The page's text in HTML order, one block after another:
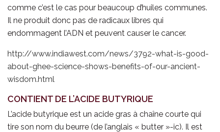
comme c’est le cas pour beaucoup d’huiles communes.
Il ne produit donc pas de radicaux libres qui
endommagent l’ADN et peuvent causer le cancer.
http://www.indiawest.com/news/3792-what-is-good-
about-ghee-science-shows-benefits-of-our-ancient-
wisdom.html
CONTIENT DE L’ACIDE BUTYRIQUE
L’acide butyrique est un acide gras à chaîne courte qui
tire son nom du beurre (de l’anglais « butter »-ic). Il est